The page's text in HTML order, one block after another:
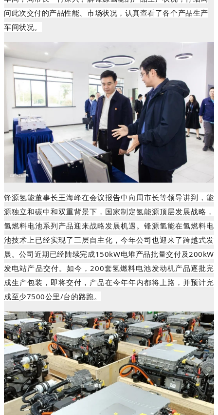
问此次交付的产品性能、市场状况，认真查看了各个产品生产
车间状况。
锋源氢能董事长王海峰在会议报告中向周市长等领导讲到，能
源独立和碳中和双重背景下，国家制定氢能源顶层发展战略，
氢燃料电池系列产品迎来战略发展机遇。锋源氢能在氢燃料电
池技术上已经实现了三层自主化，今年公司也迎来了跨越式发
展。公司近期已经陆续完成150kW电堆产品批量交付及200kW
发电站产品交付。如今，200套氢燃料电池发动机产品逐批完
成生产包装，即将交付，产品在今年年内都将上路，并预计完
成至少7500公里/台的路跑。